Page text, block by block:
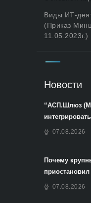
Виды ИТ-
(Приказ
11.05.2023г.)
Новости
“АСП.Шлюз
07.08.2026
Почему
приостановил
07.08.2026